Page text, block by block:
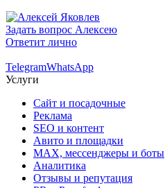
Задать вопрос Алексею
Ответит лично
TelegramWhatsApp
Услуги
Сайт и посадочные
Реклама
SEO и контент
Авито и площадки
MAX, мессенджеры и боты
Аналитика
Отзывы и репутация